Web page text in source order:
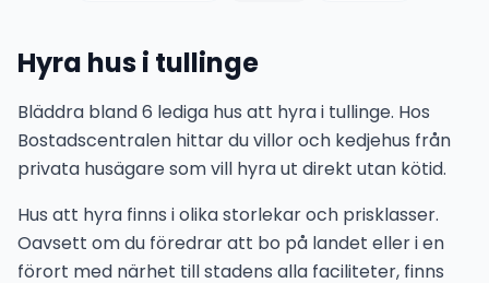
Hyra hus i tullinge
Bläddra bland 6 lediga hus att hyra i tullinge. Hos
Bostadscentralen hittar du villor och kedjehus från
privata husägare som vill hyra ut direkt utan kötid.
Hus att hyra finns i olika storlekar och prisklasser.
Oavsett om du föredrar att bo på landet eller i en
förort med närhet till stadens alla faciliteter, finns